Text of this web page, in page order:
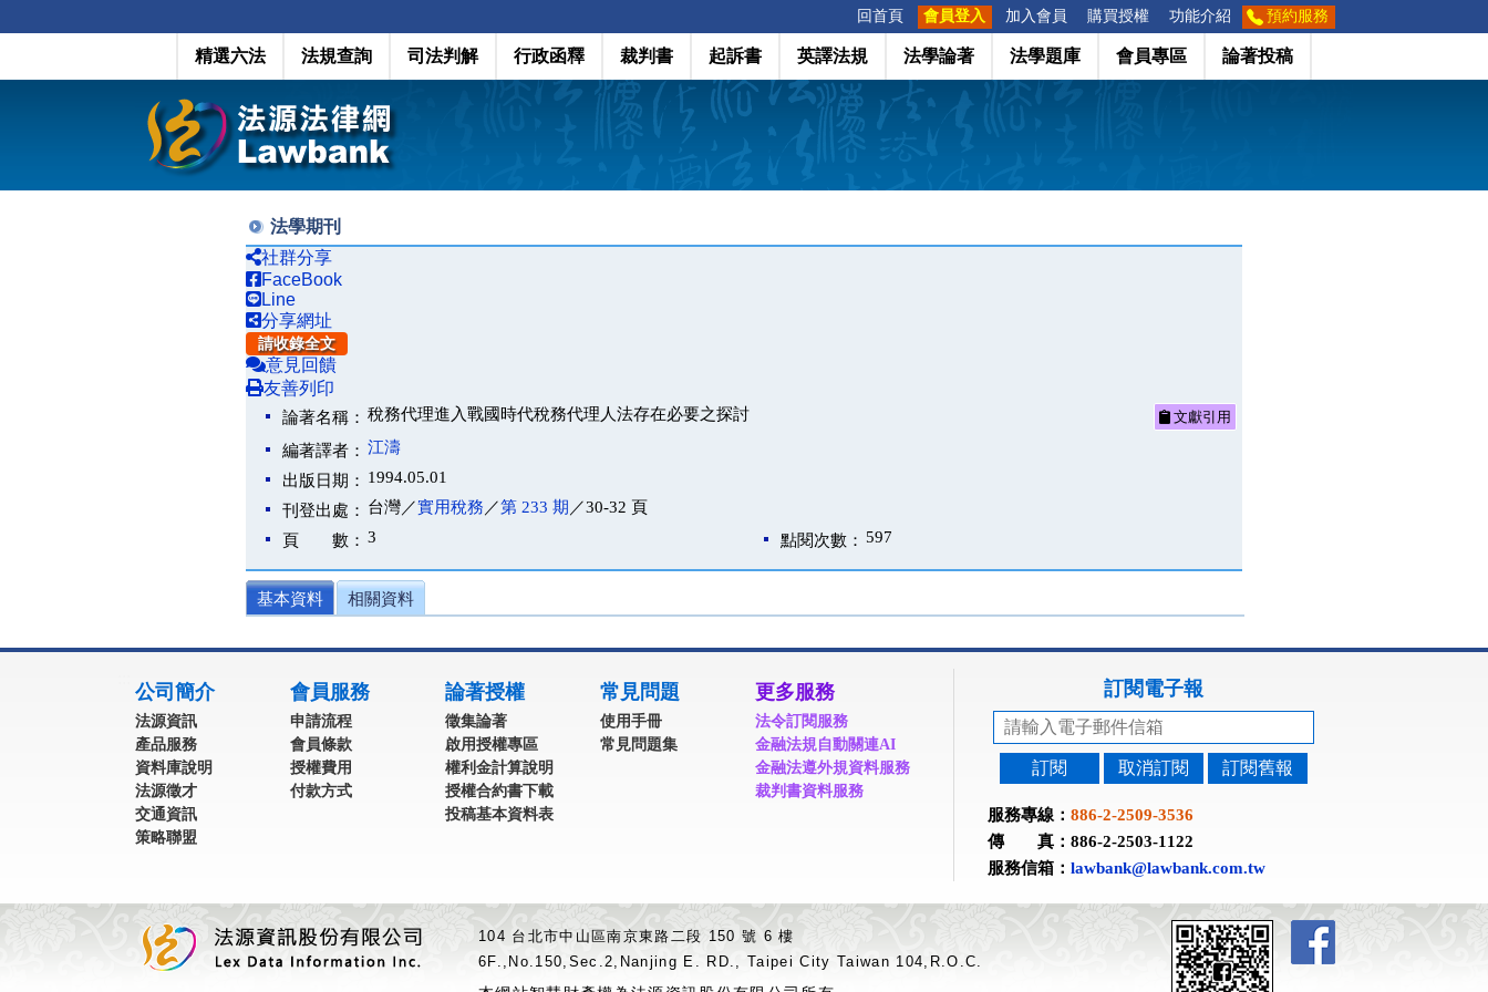
回首頁 會員登入 加入會員 購買授權 功能介紹 預約服務
精選六法 法規查詢 司法判解 行政函釋 裁判書 起訴書 英譯法規 法學論著 法學題庫 會員專區 論著投稿
法學期刊
社群分享
FaceBook
Line
分享網址
請收錄全文
意見回饋
友善列印
論著名稱： 稅務代理進入戰國時代稅務代理人法存在必要之探討 文獻引用
編著譯者： 江濤
出版日期： 1994.05.01
刊登出處： 台灣／實用稅務 ／第 233 期 ／30-32 頁
頁 數： 3 點閱次數： 597
基本資料 相關資料
公司簡介
法源資訊
產品服務
資料庫說明
法源徵才
交通資訊
策略聯盟
會員服務
申請流程
會員條款
授權費用
付款方式
論著授權
徵集論著
啟用授權專區
權利金計算說明
授權合約書下載
投稿基本資料表
常見問題
使用手冊
常見問題集
更多服務
法令訂閱服務
金融法規自動關連AI
金融法遵外規資料服務
裁判書資料服務
訂閱電子報
訂閱 取消訂閱 訂閱舊報
服務專線： 886-2-2509-3536
傳 真：886-2-2503-1122
服務信箱： lawbank@lawbank.com.tw
104 台北市中山區南京東路二段 150 號 6 樓
6F.,No.150,Sec.2,Nanjing E. RD., Taipei City Taiwan 104,R.O.C.